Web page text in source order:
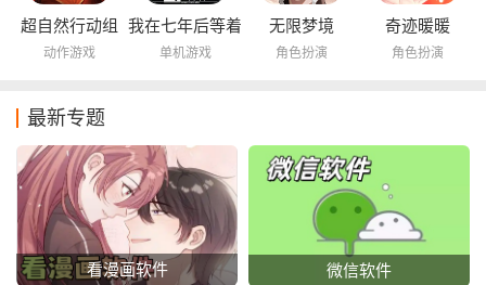
超自然行动组
动作游戏
我在七年后等着
你
单机游戏
无限梦境
角色扮演
奇迹暖暖
角色扮演
最新专题
看漫画软件 微信软件